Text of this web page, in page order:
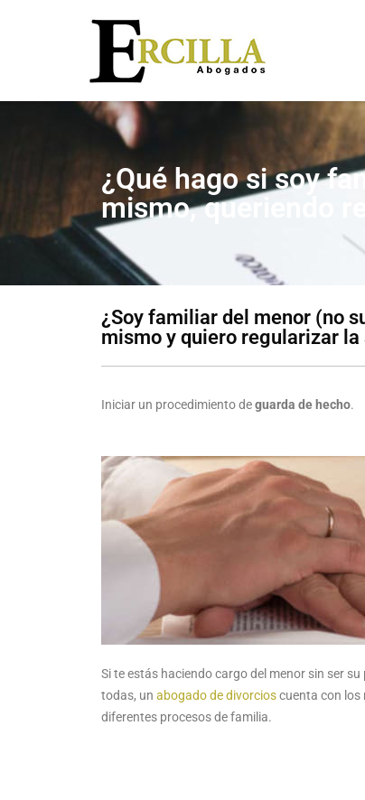
¿Qué hago si soy
mismo, queriendo
¿Soy familiar del menor (no
mismo y quiero regularizar la
Iniciar un procedimiento deguarda de hecho.
Si te estás haciendo cargo del menor sin ser
todas, un abogado de divorcioscuenta con los
diferentes procesos de familia.